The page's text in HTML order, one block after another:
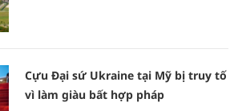
Cựu Đại sứ Ukraine tại Mỹ bị truy tố
vì làm giàu bất hợp pháp